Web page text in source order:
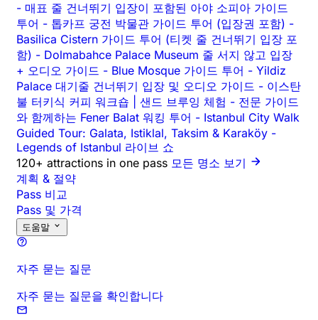
- 매표 줄 건너뛰기 입장이 포함된 아야 소피아 가이드
투어 - 톱카프 궁전 박물관 가이드 투어 (입장권 포함) -
Basilica Cistern 가이드 투어 (티켓 줄 건너뛰기 입장 포
함) - Dolmabahce Palace Museum 줄 서지 않고 입장
+ 오디오 가이드 - Blue Mosque 가이드 투어 - Yildiz
Palace 대기줄 건너뛰기 입장 및 오디오 가이드 - 이스탄
불 터키식 커피 워크숍 | 샌드 브루잉 체험 - 전문 가이드
와 함께하는 Fener Balat 워킹 투어 - Istanbul City Walk
Guided Tour: Galata, Istiklal, Taksim & Karaköy -
Legends of Istanbul 라이브 쇼
120+ attractions in one pass 모든 명소 보기
계획 & 절약
Pass 비교
Pass 및 가격
도움말
자주 묻는 질문
자주 묻는 질문을 확인합니다